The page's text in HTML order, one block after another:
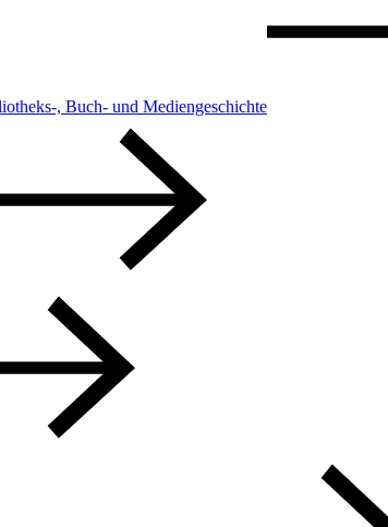
, Buch- und Mediengeschichte